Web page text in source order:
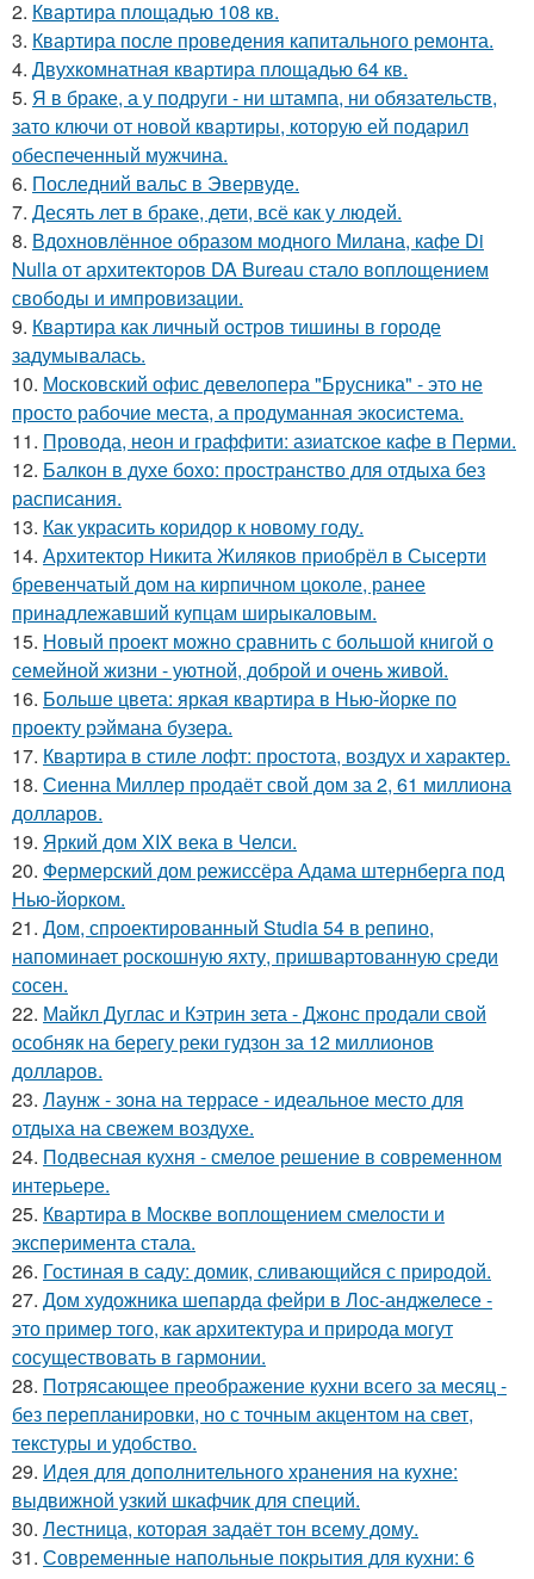
2. Квартира площадью 108 кв.
3. Квартира после проведения капитального ремонта.
4. Двухкомнатная квартира площадью 64 кв.
5. Я в браке, а у подруги - ни штампа, ни обязательств,
зато ключи от новой квартиры, которую ей подарил
обеспеченный мужчина.
6. Последний вальс в Эвервуде.
7. Десять лет в браке, дети, всё как у людей.
8. Вдохновлённое образом модного Милана, кафе Di
Nulla от архитекторов DA Bureau стало воплощением
свободы и импровизации.
9. Квартира как личный остров тишины в городе
задумывалась.
10. Московский офис девелопера "Брусника" - это не
просто рабочие места, а продуманная экосистема.
11. Провода, неон и граффити: азиатское кафе в Перми.
12. Балкон в духе бохо: пространство для отдыха без
расписания.
13. Как украсить коридор к новому году.
14. Архитектор Никита Жиляков приобрёл в Сысерти
бревенчатый дом на кирпичном цоколе, ранее
принадлежавший купцам ширыкаловым.
15. Новый проект можно сравнить с большой книгой о
семейной жизни - уютной, доброй и очень живой.
16. Больше цвета: яркая квартира в Нью-йорке по
проекту рэймана бузера.
17. Квартира в стиле лофт: простота, воздух и характер.
18. Сиенна Миллер продаёт свой дом за 2, 61 миллиона
долларов.
19. Яркий дом XIX века в Челси.
20. Фермерский дом режиссёра Адама штернберга под
Нью-йорком.
21. Дом, спроектированный Studia 54 в репино,
напоминает роскошную яхту, пришвартованную среди
сосен.
22. Майкл Дуглас и Кэтрин зета - Джонс продали свой
особняк на берегу реки гудзон за 12 миллионов
долларов.
23. Лаунж - зона на террасе - идеальное место для
отдыха на свежем воздухе.
24. Подвесная кухня - смелое решение в современном
интерьере.
25. Квартира в Москве воплощением смелости и
эксперимента стала.
26. Гостиная в саду: домик, сливающийся с природой.
27. Дом художника шепарда фейри в Лос-анджелесе -
это пример того, как архитектура и природа могут
сосуществовать в гармонии.
28. Потрясающее преображение кухни всего за месяц -
без перепланировки, но с точным акцентом на свет,
текстуры и удобство.
29. Идея для дополнительного хранения на кухне:
выдвижной узкий шкафчик для специй.
30. Лестница, которая задаёт тон всему дому.
31. Современные напольные покрытия для кухни: 6